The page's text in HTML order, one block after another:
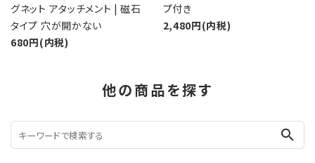
グネット アタッチメント | 磁石
タイプ 穴が開かない
680円(内税)
プ付き
2,480円(内税)
他の商品を探す
search